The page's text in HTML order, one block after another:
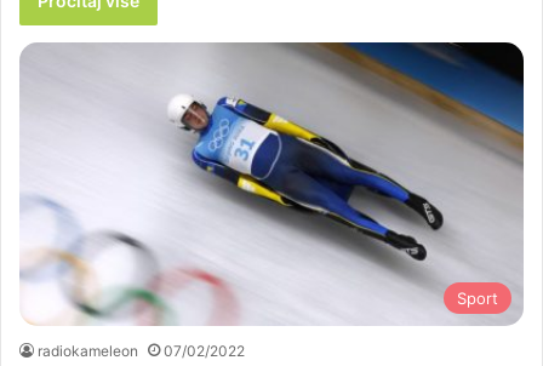
Sport
radiokameleon 07/02/2022